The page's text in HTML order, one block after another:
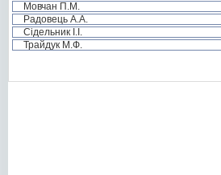
Мовчан П.М.
Радовець А.А.
Сідельник І.І.
Трайдук М.Ф.